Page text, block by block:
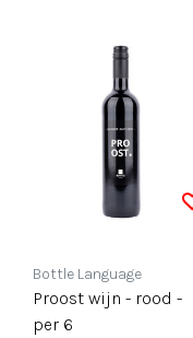
Bottle Language
Proost wijn - rood -
per 6